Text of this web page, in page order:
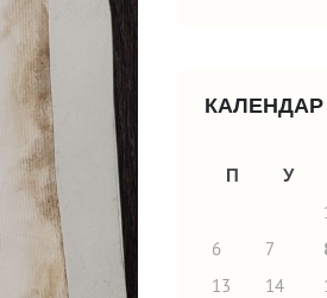
КАЛЕНДАР
П У
6
7
13
14